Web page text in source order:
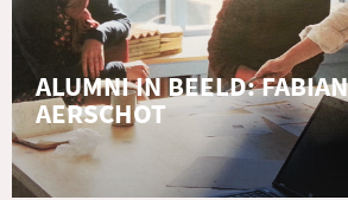
ALUMNI IN BEELD:
AERSCHOT